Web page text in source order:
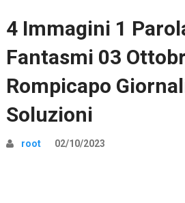
4 Immagini 1
Fantasmi 03
Rompicapo
Soluzioni
root 02/10/2023